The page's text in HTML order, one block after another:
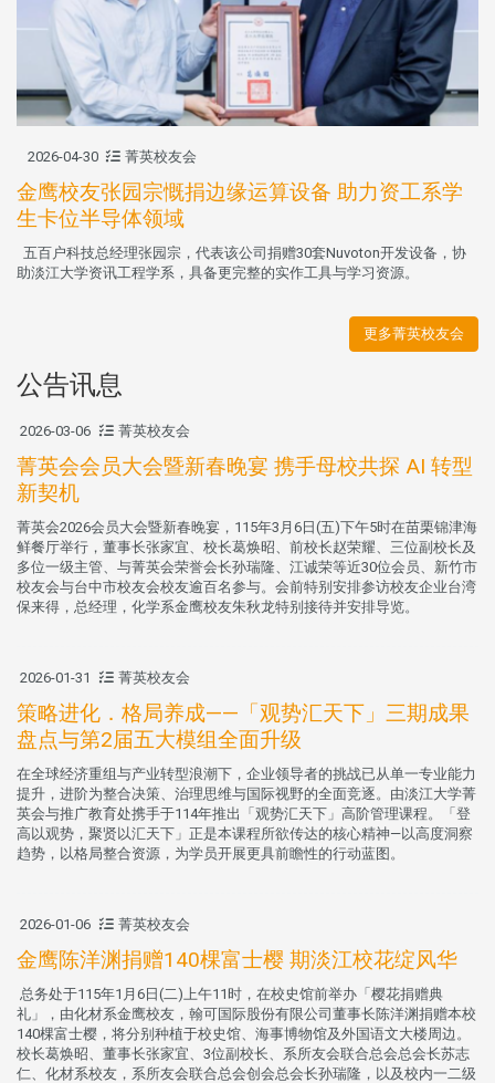
2026-04-30 菁英校友会
金鹰校友张园宗慨捐边缘运算设备 助力资工系学
生卡位半导体领域
五百户科技总经理张园宗，代表该公司捐赠30套Nuvoton开发设备，协
助淡江大学资讯工程学系，具备更完整的实作工具与学习资源。
更多菁英校友会
公告讯息
2026-03-06 菁英校友会
菁英会会员大会暨新春晚宴 携手母校共探 AI 转型
新契机
菁英会2026会员大会暨新春晚宴，115年3月6日(五)下午5时在苗栗锦津海
鲜餐厅举行，董事长张家宜、校长葛焕昭、前校长赵荣耀、三位副校长及
多位一级主管、与菁英会荣誉会长孙瑞隆、江诚荣等近30位会员、新竹市
校友会与台中市校友会校友逾百名参与。会前特别安排参访校友企业台湾
保来得，总经理，化学系金鹰校友朱秋龙特别接待并安排导览。
2026-01-31 菁英校友会
策略进化．格局养成——「观势汇天下」三期成果
盘点与第2届五大模组全面升级
在全球经济重组与产业转型浪潮下，企业领导者的挑战已从单一专业能力
提升，进阶为整合决策、治理思维与国际视野的全面竞逐。由淡江大学菁
英会与推广教育处携手于114年推出「观势汇天下」高阶管理课程。「登
高以观势，聚贤以汇天下」正是本课程所欲传达的核心精神—以高度洞察
趋势，以格局整合资源，为学员开展更具前瞻性的行动蓝图。
2026-01-06 菁英校友会
金鹰陈洋渊捐赠140棵富士樱 期淡江校花绽风华
总务处于115年1月6日(二)上午11时，在校史馆前举办「樱花捐赠典
礼」，由化材系金鹰校友，翰可国际股份有限公司董事长陈洋渊捐赠本校
140棵富士樱，将分别种植于校史馆、海事博物馆及外国语文大楼周边。
校长葛焕昭、董事长张家宜、3位副校长、系所友会联合总会总会长苏志
仁、化材系校友，系所友会联合总会创会总会长孙瑞隆，以及校内一二级